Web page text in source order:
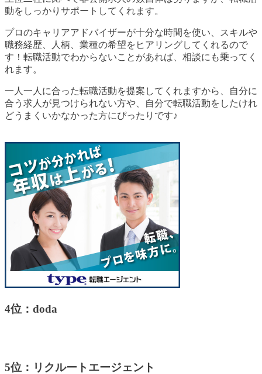
動をしっかりサポートしてくれます。
プロのキャリアアドバイザーが十分な時間を使い、スキルや
職務経歴、人柄、業種の希望をヒアリングしてくれるので
す！転職活動でわからないことがあれば、相談にも乗ってく
れます。
一人一人に合った転職活動を提案してくれますから、自分に
合う求人が見つけられない方や、自分で転職活動をしたけれ
どうまくいかなかった方にぴったりです♪
4位：doda
5位：リクルートエージェント